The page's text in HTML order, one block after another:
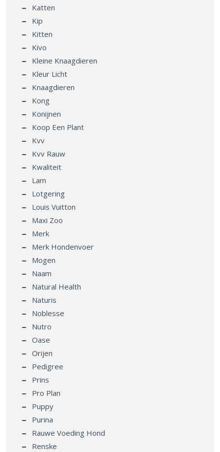
Katten
Kip
Kitten
Kivo
Kleine Knaagdieren
Kleur Licht
Knaagdieren
Kong
Konijnen
Koop Een Plant
Kvv
Kvv Rauw
Kwaliteit
Lam
Lotgering
Louis Vuitton
Maxi Zoo
Merk
Merk Hondenvoer
Mogen
Naam
Natural Health
Naturis
Noblesse
Nutro
Oase
Orijen
Pedigree
Prins
Pro Plan
Puppy
Purina
Rauwe Voeding Hond
Renske